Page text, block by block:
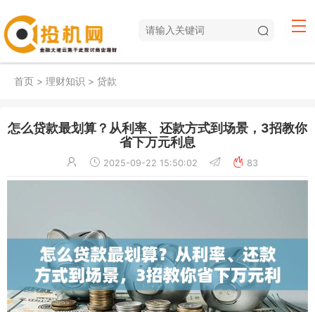
首页 > 理财知识 > 贷款
怎么贷款最划算？从利率、还款方式到场景，3招教你
省下万元利息
2025-09-22 15:50:02 83